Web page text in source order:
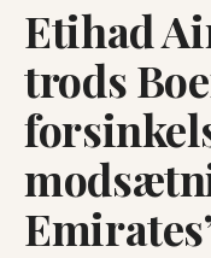
Etihad
trods